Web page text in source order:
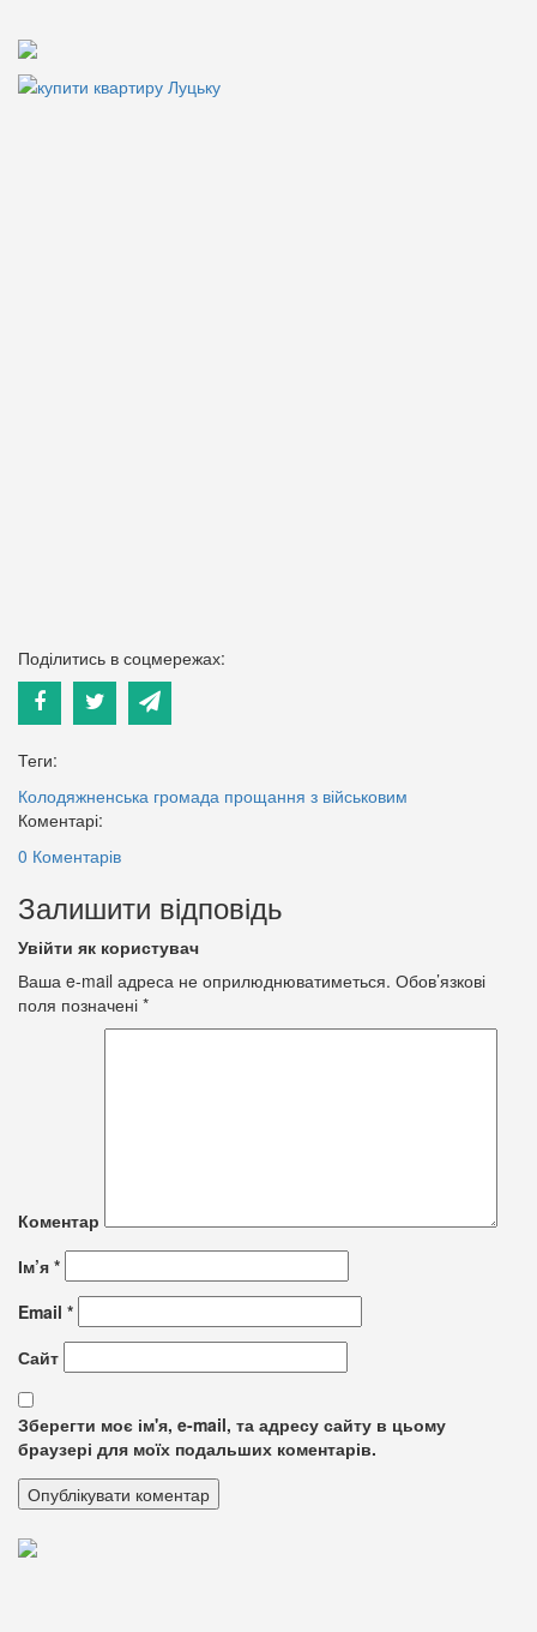
Поділитись в соцмережах:
Теги:
Колодяжненська громада прощання з військовим
Коментарі:
0 Коментарів
Залишити відповідь
Увійти як користувач
Ваша e-mail адреса не оприлюднюватиметься. Обов’язкові
поля позначені *
Коментар
Ім’я *
Email *
Сайт
Зберегти моє ім'я, e-mail, та адресу сайту в цьому
браузері для моїх подальших коментарів.